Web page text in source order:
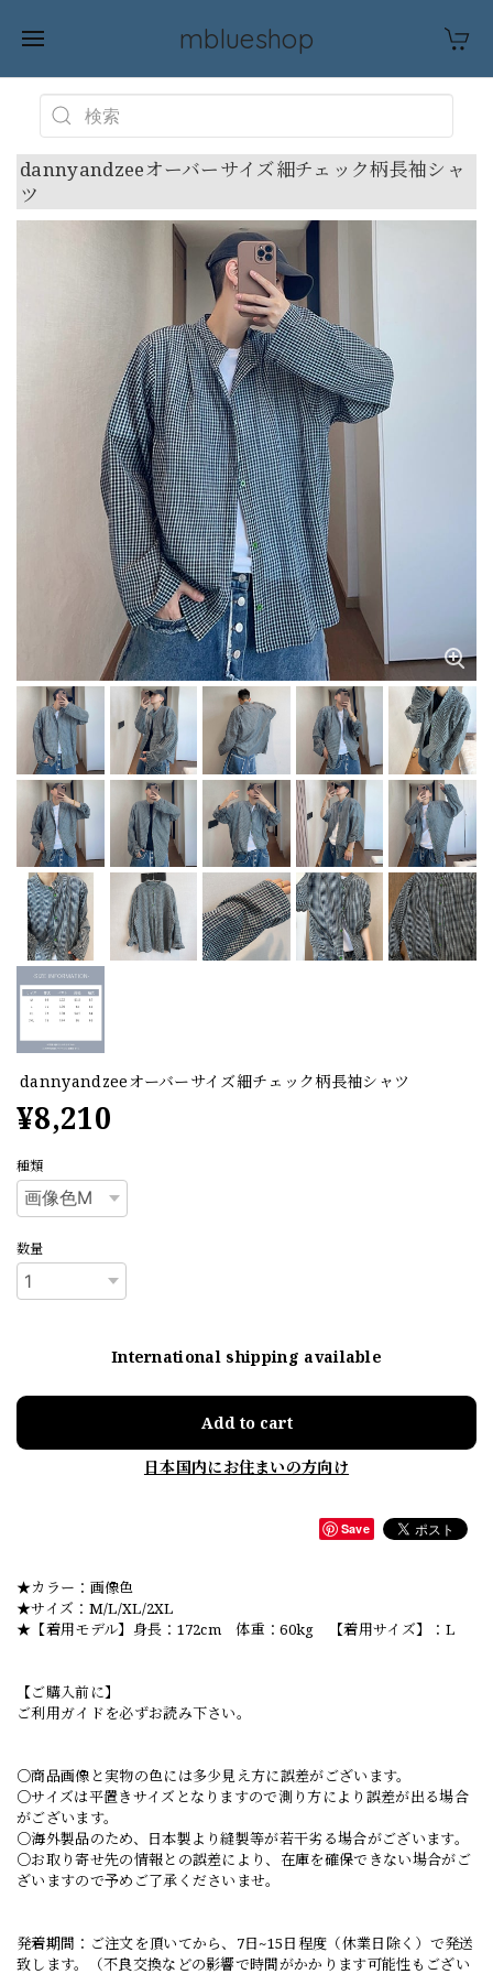
mblueshop
dannyandzeeオーバーサイズ細チェック柄長袖シャ
ツ
dannyandzeeオーバーサイズ細チェック柄長袖シャツ
¥8,210
種類
数量
International shipping available
Add to cart
日本国内にお住まいの方向け
Save
★カラー：画像色
★サイズ：M/L/XL/2XL
★【着用モデル】身長：172cm 体重：60kg 【着用サイズ】：L
【ご購入前に】
ご利用ガイドを必ずお読み下さい。
○商品画像と実物の色には多少見え方に誤差がございます。
○サイズは平置きサイズとなりますので測り方により誤差が出る場合
がございます。
○海外製品のため、日本製より縫製等が若干劣る場合がございます。
○お取り寄せ先の情報との誤差により、在庫を確保できない場合がご
ざいますので予めご了承くださいませ。
発着期間：ご注文を頂いてから、7日~15日程度（休業日除く）で発送
致します。（不良交換などの影響で時間がかかります可能性もござい